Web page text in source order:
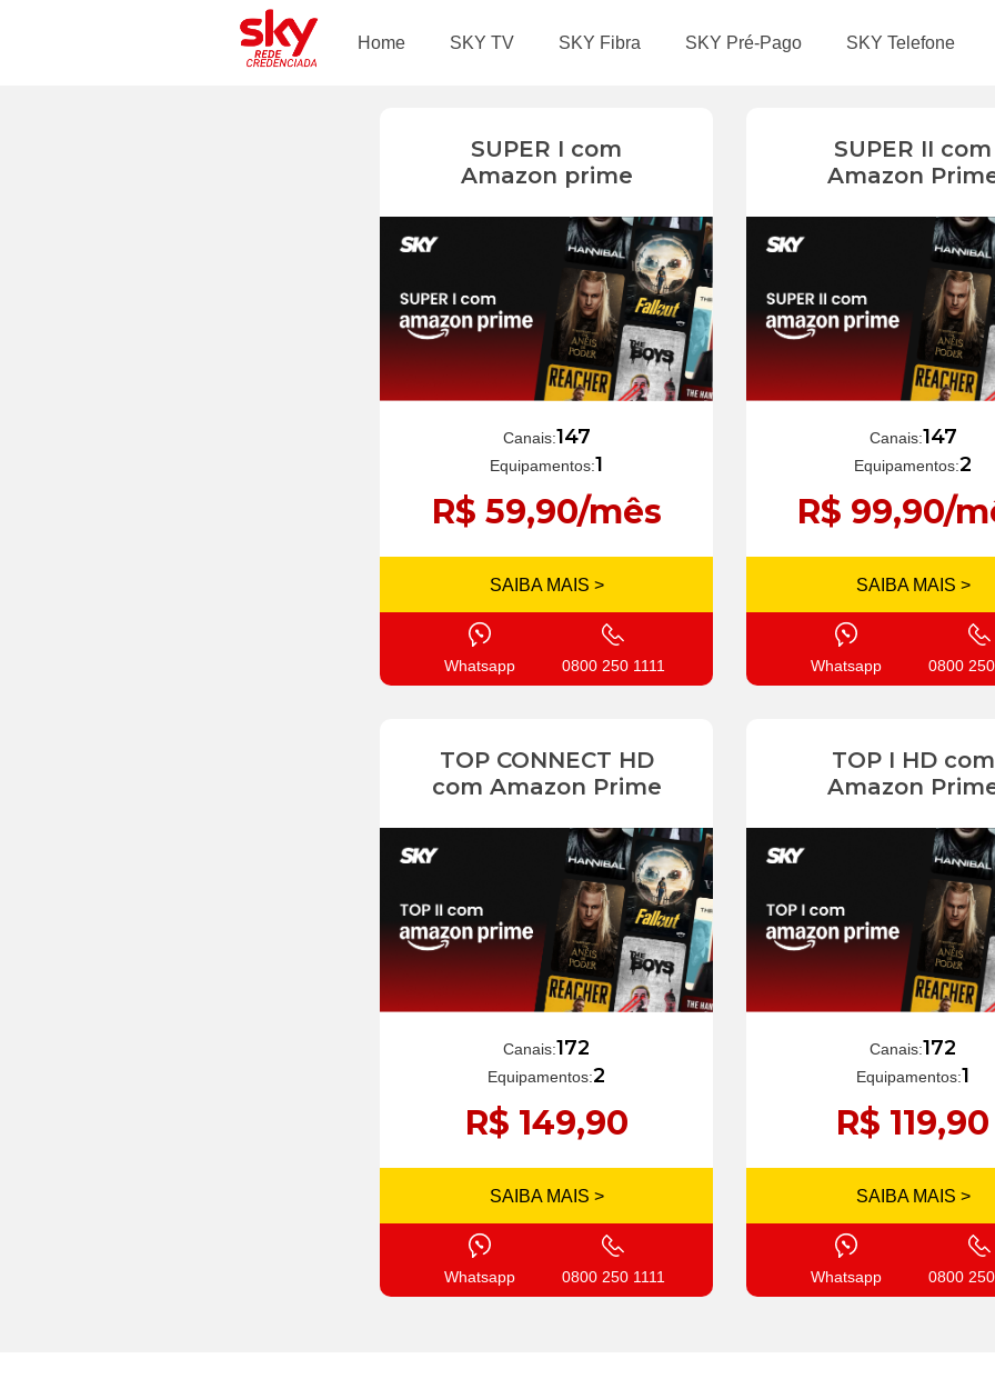
Home SKY TV SKY Fibra SKY Pré-Pago SKY Telefone
SUPER I com
Amazon prime
Canais:147
Equipamentos:1
R$ 59,90/mês
SAIBA MAIS >
Whatsapp 0800 250 1111
SUPER II com
Amazon
Canais:147
Equipamentos:2
R$ 99,90/
SAIBA MAIS >
Whatsapp 0800
TOP CONNECT HD
com Amazon Prime
Canais:172
Equipamentos:2
R$ 149,90
SAIBA MAIS >
Whatsapp 0800 250 1111
TOP I HD com
Amazon
Canais:172
Equipamentos:1
R$ 119,90
SAIBA MAIS >
Whatsapp 0800